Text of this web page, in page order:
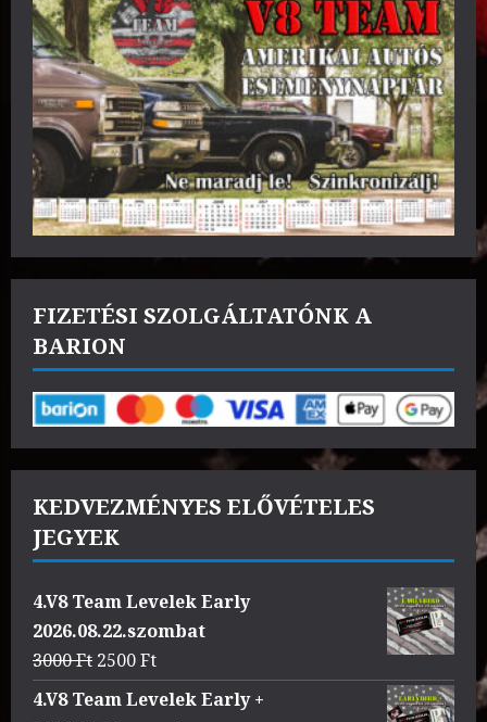
FIZETÉSI SZOLGÁLTATÓNK A
BARION
KEDVEZMÉNYES ELŐVÉTELES
JEGYEK
4.V8 Team Levelek Early
2026.08.22.szombat
3000Ft Original
price
2500FtCurrent
price
4.V8 Team Levelek Early +